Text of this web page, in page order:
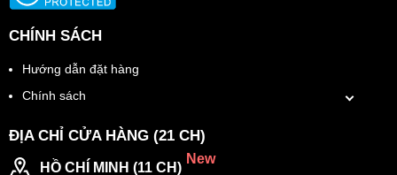
CHÍNH SÁCH
Hướng dẫn đặt hàng
Chính sách
ĐỊA CHỈ CỬA HÀNG (21 CH)
HỒ CHÍ MINH (11 CH)
New